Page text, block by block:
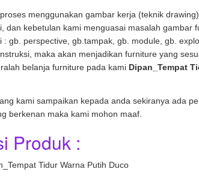
menggunakan gambar kerja (teknik
dan kebetulan kami menguasai masalah gambar
: gb. perspective, gb.tampak, gb. module, gb.
maka akan menjadikan furniture yang
belanja furniture pada kami Dipan_Tempat
kami sampaikan kepada anda sekiranya ada
berkenan maka kami mohon maaf.
Produk :
Tidur Warna Putih Duco